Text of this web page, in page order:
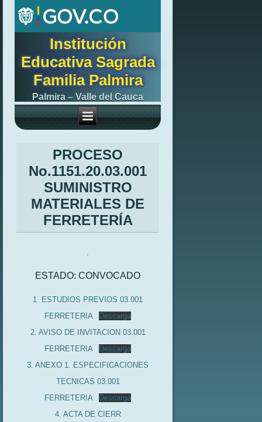
Institución
Educativa Sagrada
Familia Palmira
Palmira – Valle del Cauca
PROCESO
No.1151.20.03.001
SUMINISTRO
MATERIALES DE
FERRETERÍA
ESTADO: CONVOCADO
1. ESTUDIOS PREVIOS 03.001
FERRETERIA
Descarga
2. AVISO DE INVITACION 03.001
FERRETERIA
Descarga
3. ANEXO 1. ESPECIFICACIONES
TECNICAS 03.001
FERRETERIA
Descarga
4. ACTA DE CIERR